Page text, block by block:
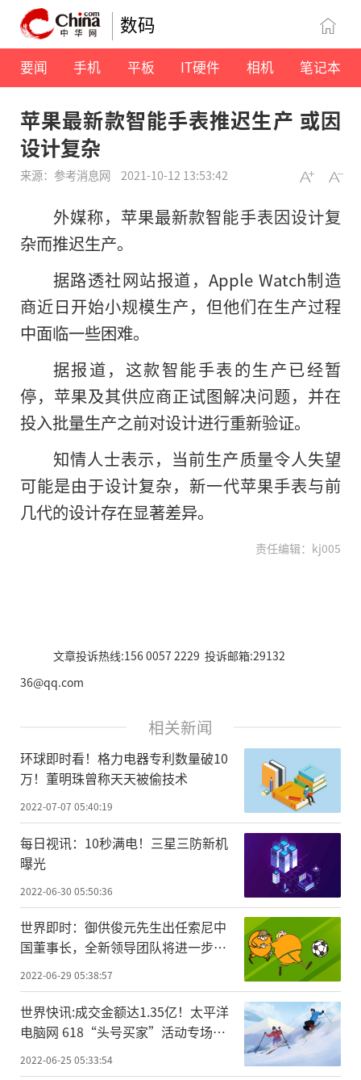
数码
要闻 手机 平板 IT硬件 相机 笔记本
苹果最新款智能手表推迟生产 或因
设计复杂
来源：参考消息网 2021-10-12 13:53:42
外媒称，苹果最新款智能手表因设计复
杂而推迟生产。
据路透社网站报道，Apple Watch制造
商近日开始小规模生产，但他们在生产过程
中面临一些困难。
据报道，这款智能手表的生产已经暂
停，苹果及其供应商正试图解决问题，并在
投入批量生产之前对设计进行重新验证。
知情人士表示，当前生产质量令人失望
可能是由于设计复杂，新一代苹果手表与前
几代的设计存在显著差异。
责任编辑：kj005
文章投诉热线:156 0057 2229 投诉邮箱:29132
36@qq.com
相关新闻
环球即时看！格力电器专利数量破10
万！董明珠曾称天天被偷技术
2022-07-07 05:40:19
每日视讯：10秒满电！三星三防新机
曝光
2022-06-30 05:50:36
世界即时：御供俊元先生出任索尼中
国董事长，全新领导团队将进一步强
化中国市场战略地位
2022-06-29 05:38:57
世界快讯:成交金额达1.35亿！太平洋
电脑网 618“头号买家”活动专场收
官
2022-06-25 05:33:54